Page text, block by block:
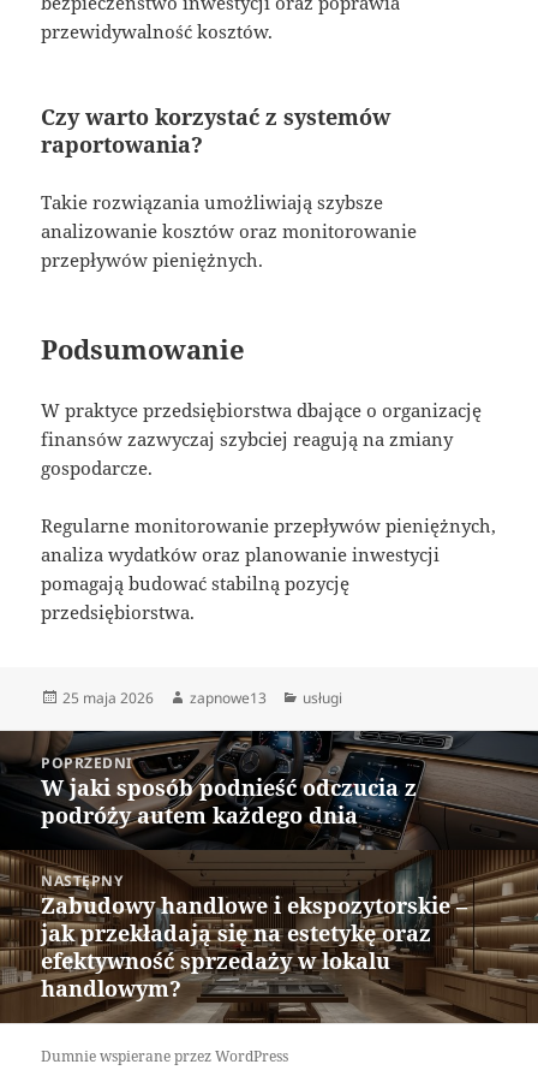
przewidywalność kosztów.
Czy warto korzystać z systemów
raportowania?
Takie rozwiązania umożliwiają szybsze
analizowanie kosztów oraz monitorowanie
przepływów pieniężnych.
Podsumowanie
W praktyce przedsiębiorstwa dbające o organizację
finansów zazwyczaj szybciej reagują na zmiany
gospodarcze.
Regularne monitorowanie przepływów pieniężnych,
analiza wydatków oraz planowanie inwestycji
pomagają budować stabilną pozycję
przedsiębiorstwa.
Data
25 maja 2026 Autor
zapnowe13 Kategorie
usługi
Nawigacja
wpisuPOPRZEDNI
Poprzedni
wpis:
W jaki sposób podnieść odczucia z
podróży autem każdego dnia
NASTĘPNY
Następny
wpis:
Zabudowy handlowe i ekspozytorskie –
jak przekładają się na estetykę oraz
efektywność sprzedaży w lokalu
handlowym?
Dumnie wspierane przez WordPress